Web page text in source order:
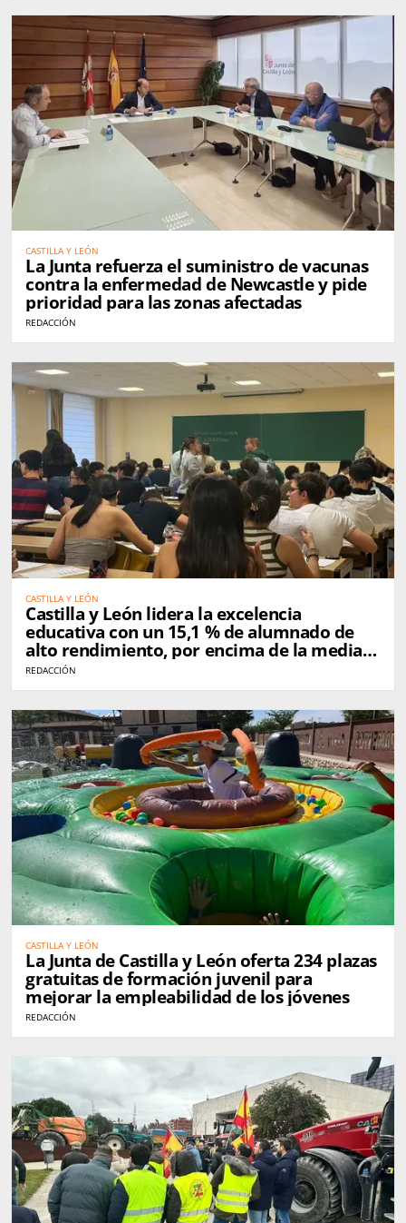
CASTILLA Y LEÓN
La Junta refuerza el suministro de vacunas
contra la enfermedad de Newcastle y pide
prioridad para las zonas afectadas
REDACCIÓN
CASTILLA Y LEÓN
Castilla y León lidera la excelencia
educativa con un 15,1 % de alumnado de
alto rendimiento, por encima de la media
nacional
REDACCIÓN
CASTILLA Y LEÓN
La Junta de Castilla y León oferta 234 plazas
gratuitas de formación juvenil para
mejorar la empleabilidad de los jóvenes
REDACCIÓN